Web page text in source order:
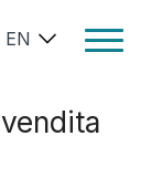
Toggle
Ebooks
EN